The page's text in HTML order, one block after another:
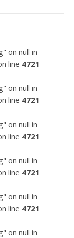
on null in
line 4721
on null in
line 4721
on null in
line 4721
on null in
line 4721
on null in
line 4721
on null in